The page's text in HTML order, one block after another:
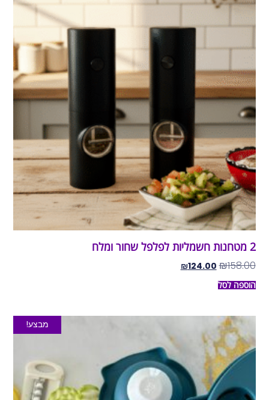
2 מטחנות חשמליות לפלפל שחור ומלח
₪158.00
₪124.00
הוספה לסל
מבצע!